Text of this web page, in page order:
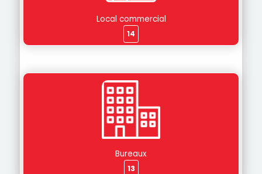
Local commercial
14
Bureaux
13